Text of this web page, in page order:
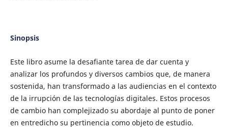
Sinopsis
Este libro asume la desafiante tarea de dar cuenta y
analizar los profundos y diversos cambios que, de manera
sostenida, han transformado a las audiencias en el contexto
de la irrupción de las tecnologías digitales. Estos procesos
de cambio han complejizado su abordaje al punto de poner
en entredicho su pertinencia como objeto de estudio.